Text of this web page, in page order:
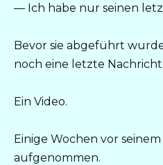
— Ich habe nur seinen
Bevor sie abgeführt
noch eine letzte Nachricht
Ein Video.
Einige Wochen vor
aufgenommen.